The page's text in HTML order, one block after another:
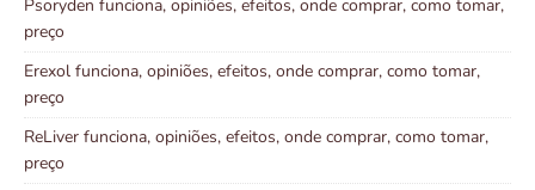
Psoryden funciona, opiniões, efeitos, onde comprar, como tomar,
preço
Erexol funciona, opiniões, efeitos, onde comprar, como tomar,
preço
ReLiver funciona, opiniões, efeitos, onde comprar, como tomar,
preço